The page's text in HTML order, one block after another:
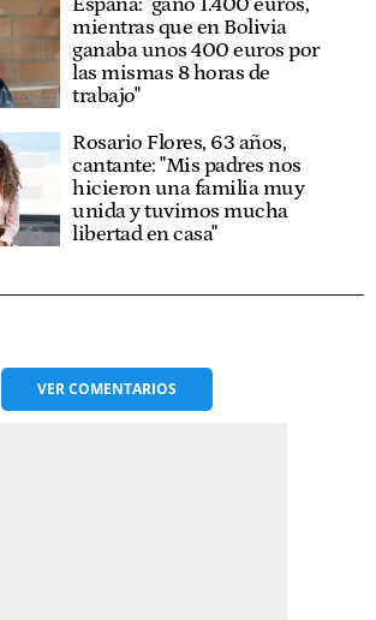
mientras que en Bolivia
ganaba unos 400 euros por
las mismas 8 horas de
trabajo"
Rosario Flores, 63 años,
cantante: "Mis padres nos
hicieron una familia muy
unida y tuvimos mucha
libertad en casa"
VERCOMENTARIOS